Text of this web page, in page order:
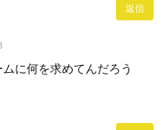
返信
に何を求めてんだろう